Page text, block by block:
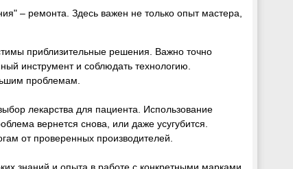
– ремонта. Здесь важен не только опыт мастера,
приблизительные решения. Важно точно
инструмент и соблюдать технологию.
проблемам.
лекарства для пациента. Использование
вернется снова, или даже усугубится.
от проверенных производителей.